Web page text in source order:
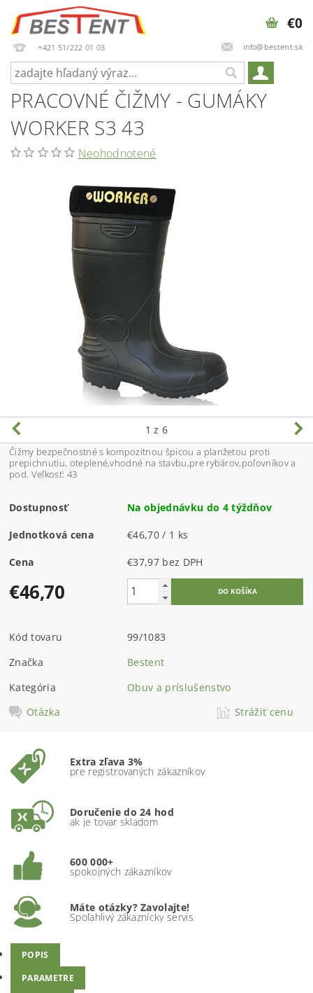
+421 51/222 01 03 info@bestent.sk
€0
PRACOVNÉ ČIŽMY - GUMÁKY
WORKER S3 43
Neohodnotené
1 z 6
Čižmy bezpečnostné s kompozitnou špicou a planžetou proti
prepichnutiu, oteplené,vhodné na stavbu,pre rybárov,poľovníkov a
pod. Veľkosť: 43
Dostupnosť Na objednávku do 4 týždňov
Jednotková cena €46,70 / 1 ks
Cena €37,97 bez DPH
€46,70
Kód tovaru
99/1083
Značka
Bestent
Kategória
Obuv a príslušenstvo
Otázka
Strážiť cenu
Extra zľava 3%
pre registrovaných zákazníkov
Doručenie do 24 hod
ak je tovar skladom
600 000+
spokojných zákazníkov
Máte otázky? Zavolajte!
Spoľahlivý zákaznícky servis
POPIS
PARAMETRE